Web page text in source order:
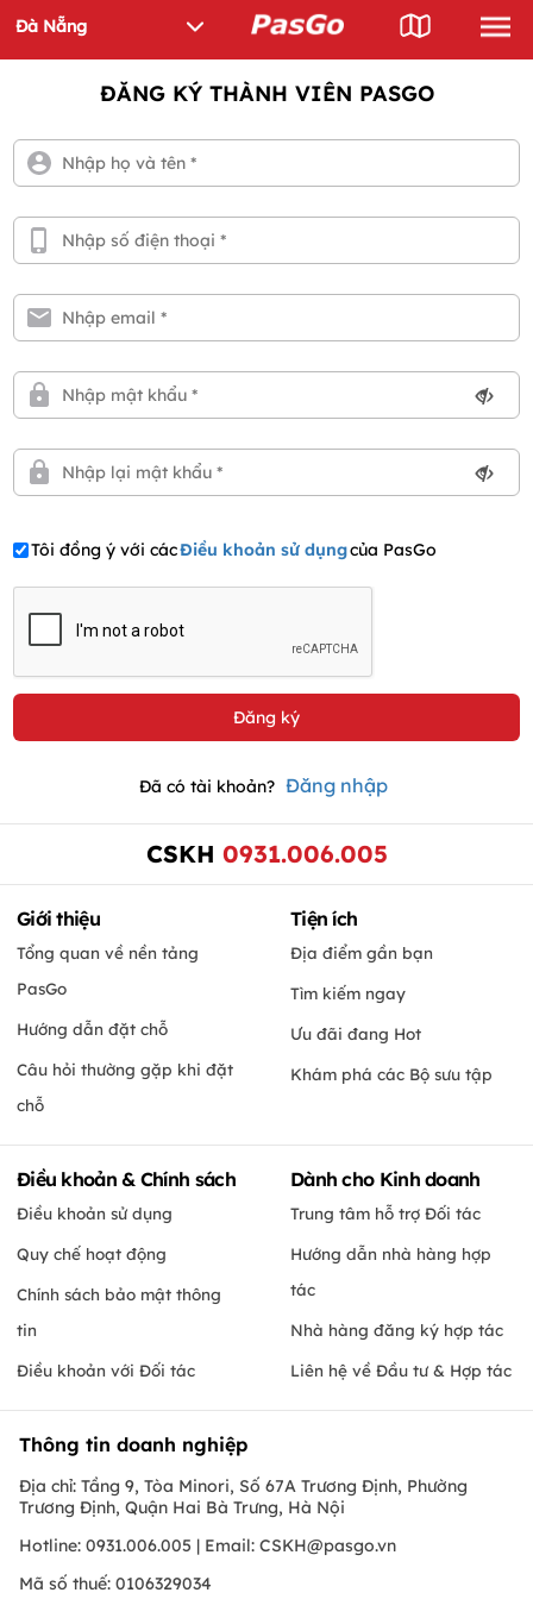
ĐĂNG KÝ THÀNH VIÊN PASGO
Tôi đồng ý với cácĐiều khoản sử dụngcủa PasGo
Đã có tài khoản? Đăng nhập
CSKH 0931.006.005
Giới thiệu
Tổng quan về nền tảng
PasGo
Hướng dẫn đặt chỗ
Câu hỏi thường gặp khi đặt
chỗ
Tiện ích
Địa điểm gần bạn
Tìm kiếm ngay
Ưu đãi đang Hot
Khám phá các Bộ sưu tập
Điều khoản & Chính sách
Điều khoản sử dụng
Quy chế hoạt động
Chính sách bảo mật thông
tin
Điều khoản với Đối tác
Dành cho Kinh doanh
Trung tâm hỗ trợ Đối tác
Hướng dẫn nhà hàng hợp
tác
Nhà hàng đăng ký hợp tác
Liên hệ về Đầu tư & Hợp tác
Thông tin doanh nghiệp
Địa chỉ: Tầng 9, Tòa Minori, Số 67A Trương Định, Phường
Trương Định, Quận Hai Bà Trưng, Hà Nội
Hotline: 0931.006.005 | Email: CSKH@pasgo.vn
Mã số thuế: 0106329034